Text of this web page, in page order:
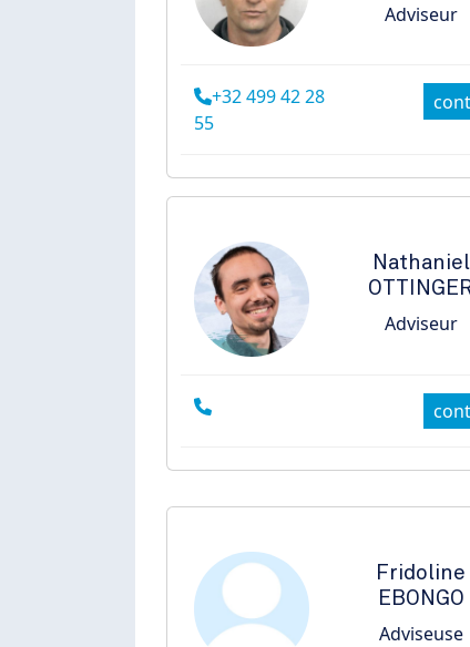
Adviseur
+32 499 42 28
55
Nathaniel
Adviseur
Fridoline
EBONGO
Adviseuse